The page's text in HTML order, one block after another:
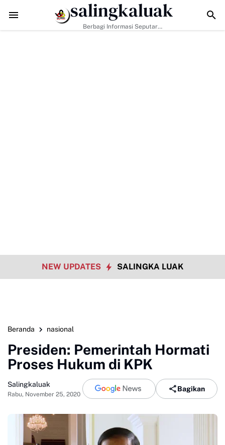
di Buluh Kasok Mulai Terbuka, Harapan Baru bagi Akses
salingkaluak
Berbagi Informasi Seputar
NEW UPDATES SALINGKA LUAK
Beranda nasional
Presiden: Pemerintah Hormati
Proses Hukum di KPK
Salingkaluak
Rabu, November 25, 2020
Bagikan